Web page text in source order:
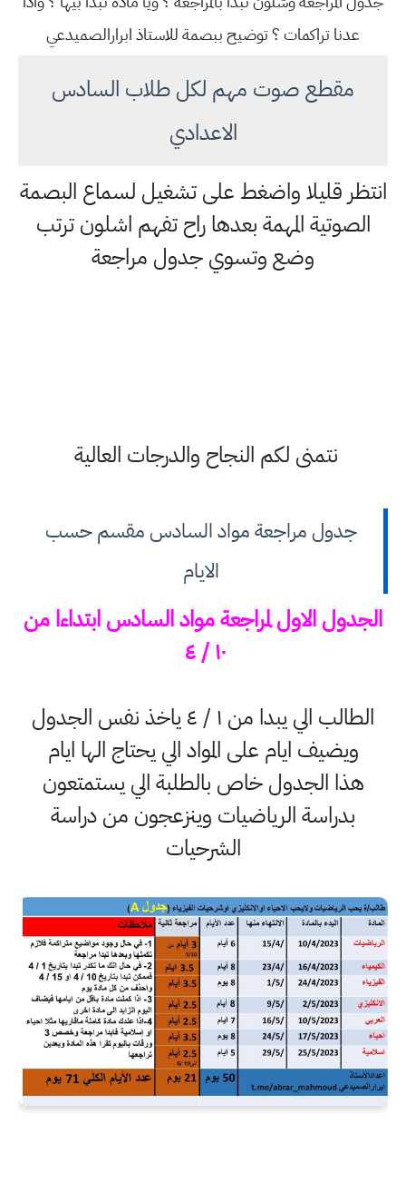
عدنا تراكمات ؟ توضيح ببصمة للاستاذ ابرارالصميدعي
مقطع صوت مهم لكل طلاب السادس
الاعدادي
انتظر قليلا واضغط على تشغيل لسماع البصمة
الصوتية المهمة بعدها راح تفهم اشلون ترتب
وضع وتسوي جدول مراجعة
نتمنى لكم النجاح والدرجات العالية
جدول مراجعة مواد السادس مقسم حسب
الايام
الجدول الاول لمراجعة مواد السادس ابتداءا من
١٠ / ٤
الطالب الي يبدا من ١ / ٤ ياخذ نفس الجدول
ويضيف ايام على المواد الي يحتاج الها ايام
هذا الجدول خاص بالطلبة الي يستمتعون
بدراسة الرياضيات وينزعجون من دراسة
الشرحيات